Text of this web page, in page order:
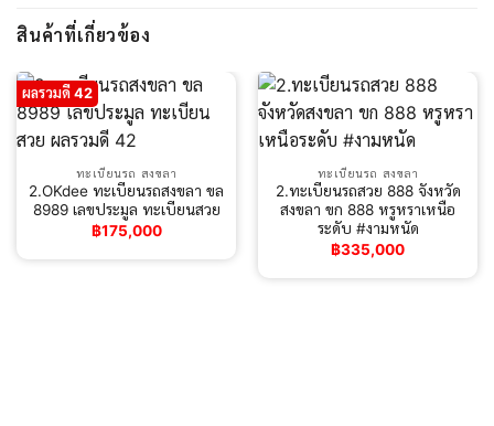
สินค้าที่เกี่ยวข้อง
ผลรวมดี 42
ทะเบียนรถ สงขลา
2.OKdee ทะเบียนรถสงขลา ขล
8989 เลขประมูล ทะเบียนสวย
฿175,000
ทะเบียนรถ สงขลา
2.ทะเบียนรถสวย 888 จังหวัด
สงขลา ขก 888 หรูหราเหนือ
ระดับ #งามหนัด
฿335,000